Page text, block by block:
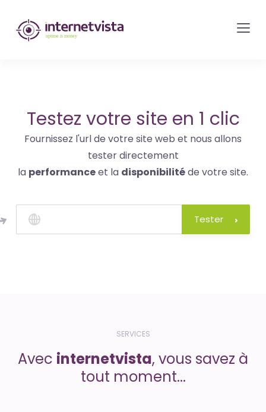
internetvista
monitoring
site
web
et
de
services
internet-
Uptime
is
Testez votre site en 1 clic
Fournissez l'url de votre site web et nous allons
tester directement
la performanceet la disponibilitéde votre site.
Tester
SERVICES
Avec internetvista, vous savez à
tout moment...